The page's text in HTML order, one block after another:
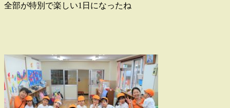
全部が特別で楽しい1日になったね